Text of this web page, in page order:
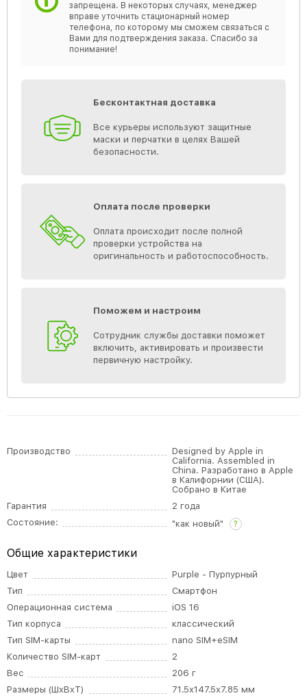
запрещена. В некоторых случаях, менеджер
вправе уточнить стационарный номер
телефона, по которому мы сможем связаться с
Вами для подтверждения заказа. Спасибо за
понимание!
Бесконтактная доставка
Все курьеры используют защитные
маски и перчатки в целях Вашей
безопасности.
Оплата после проверки
Оплата происходит после полной
проверки устройства на
оригинальность и работоспособность.
Поможем и настроим
Сотрудник службы доставки поможет
включить, активировать и произвести
первичную настройку.
Производство
Designed by Apple in
California. Assembled in
China. Разработано в Apple
в Калифорнии (США).
Собрано в Китае
Гарантия
2 года
Состояние:
"как новый" ?
Общие характеристики
Цвет
Purple - Пурпурный
Тип
Смартфон
Операционная система
iOS 16
Тип корпуса
классический
Тип SIM-карты
nano SIM+eSIM
Количество SIM-карт
2
Вес
206 г
Размеры (ШxВxТ)
71.5x147.5x7.85 мм